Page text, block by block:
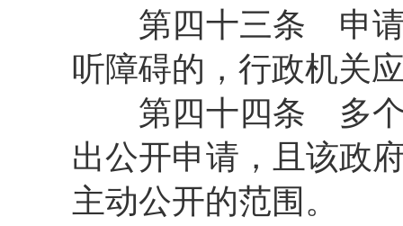
第四十三条 申请
听障碍的，行政机关
第四十四条 多个
出公开申请，且该政
主动公开的范围。